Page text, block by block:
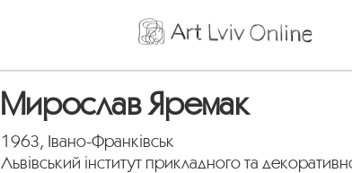
Мирослав Яремак
1963, Івано-Франківськ
Львівський інститут прикладного та